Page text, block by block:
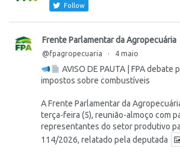
Follow
Frente Parlamentar da Agropecuária
@fpagropecuaria · 4 maio
AVISO DE PAUTA | FPA
impostos sobre combustíveis
A Frente Parlamentar da
terça-feira (5), reunião-almoço com
representantes do setor produtivo
114/2026, relatado pela deputada